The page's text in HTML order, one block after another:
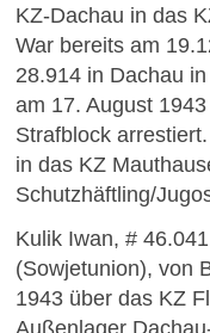
KZ-Dachau in das
War bereits am
28.914 in Dachau
am 17. August
Strafblock
in das KZ
Schutzhäftling/
Kulik Iwan, #
(Sowjetunion), von
1943 über das KZ